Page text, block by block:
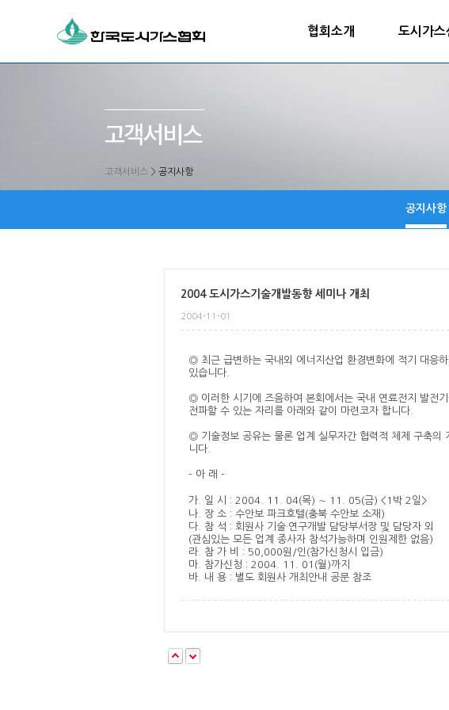
협회소개 도시가스
고객서비스 > 공지사항
공지사항
2004 도시가스기술개발동향 세미나 개최
2004-11-01
◎ 최근 급변하는 국내외 에너지산업 환경변화에 적기 대응
있습니다.
◎ 이러한 시기에 즈음하여 본회에서는 국내 연료전지 발전
전파할 수 있는 자리를 아래와 같이 마련코자 합니다.
◎ 기술정보 공유는 물론 업계 실무자간 협력적 체제 구축의
니다.
- 아 래 -
가. 일 시 : 2004. 11. 04(목) ∼ 11. 05(금) <1박 2일>
나. 장 소 : 수안보 파크호텔(충북 수안보 소재)
다. 참 석 : 회원사 기술·연구개발 담당부서장 및 담당자 외
(관심있는 모든 업계 종사자 참석가능하며 인원제한 없음)
라. 참 가 비 : 50,000원/인(참가신청시 입금)
마. 참가신청 : 2004. 11. 01(월)까지
바. 내 용 : 별도 회원사 개최안내 공문 참조